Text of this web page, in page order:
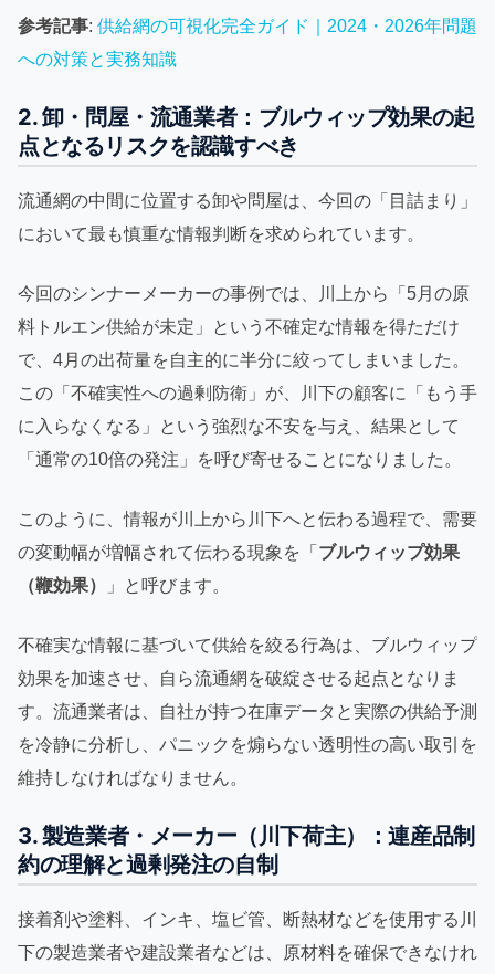
参考記事: 供給網の可視化完全ガイド｜2024・2026年問題
への対策と実務知識
2. 卸・問屋・流通業者：ブルウィップ効果の起
点となるリスクを認識すべき
流通網の中間に位置する卸や問屋は、今回の「目詰まり」
において最も慎重な情報判断を求められています。
今回のシンナーメーカーの事例では、川上から「5月の原
料トルエン供給が未定」という不確定な情報を得ただけ
で、4月の出荷量を自主的に半分に絞ってしまいました。
この「不確実性への過剰防衛」が、川下の顧客に「もう手
に入らなくなる」という強烈な不安を与え、結果として
「通常の10倍の発注」を呼び寄せることになりました。
このように、情報が川上から川下へと伝わる過程で、需要
の変動幅が増幅されて伝わる現象を「 ブルウィップ効果
（鞭効果）
」と呼びます。
不確実な情報に基づいて供給を絞る行為は、ブルウィップ
効果を加速させ、自ら流通網を破綻させる起点となりま
す。流通業者は、自社が持つ在庫データと実際の供給予測
を冷静に分析し、パニックを煽らない透明性の高い取引を
維持しなければなりません。
3. 製造業者・メーカー（川下荷主）：連産品制
約の理解と過剰発注の自制
接着剤や塗料、インキ、塩ビ管、断熱材などを使用する川
下の製造業者や建設業者などは、原材料を確保できなけれ